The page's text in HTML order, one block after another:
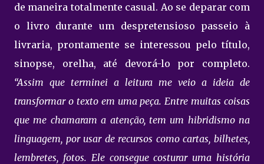
de maneira totalmente casual. Ao se deparar com
o livro durante um despretensioso passeio à
livraria, prontamente se interessou pelo título,
sinopse, orelha, até devorá-lo por completo.
“Assim que terminei a leitura me veio a ideia de
transformar o texto em uma peça. Entre muitas coisas
que me chamaram a atenção, tem um hibridismo na
linguagem, por usar de recursos como cartas, bilhetes,
lembretes, fotos. Ele consegue costurar uma história